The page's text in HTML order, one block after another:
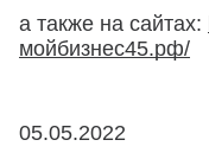
а также на сайтах:
мойбизнес45.рф/
05.05.2022